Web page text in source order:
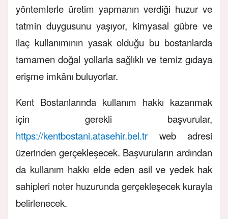
yöntemlerle üretim yapmanın verdiği huzur ve
tatmin duygusunu yaşıyor, kimyasal gübre ve
ilaç kullanımının yasak olduğu bu bostanlarda
tamamen doğal yollarla sağlıklı ve temiz gıdaya
erişme imkânı buluyorlar.
Kent Bostanlarında kullanım hakkı kazanmak
için gerekli başvurular,
https://kentbostani.atasehir.bel.tr web adresi
üzerinden gerçekleşecek. Başvuruların ardından
da kullanım hakkı elde eden asil ve yedek hak
sahipleri noter huzurunda gerçekleşecek kurayla
belirlenecek.